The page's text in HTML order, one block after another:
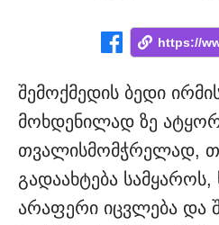
შემოქმედის ბედი
მოხდენილად ზე
თვალისმომჭრელად,
გადაახტება
არაფერი იცვლება და